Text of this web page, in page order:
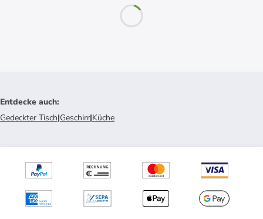
Entdecke auch:
Gedeckter Tisch|Geschirr|Küche